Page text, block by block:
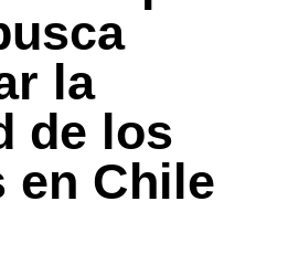
la
de los
Chile